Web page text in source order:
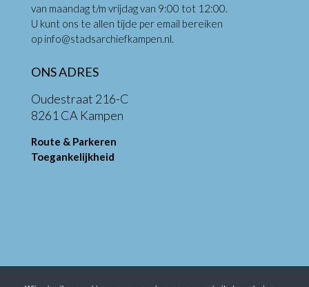
van maandag t/m vrijdag van 9:00 tot 12:00.
U kunt ons te allen tijde per email bereiken
op info@stadsarchiefkampen.nl
ONS ADRES
Oudestraat 216-C
8261 CA Kampen
Route & Parkeren
Toegankelijkheid